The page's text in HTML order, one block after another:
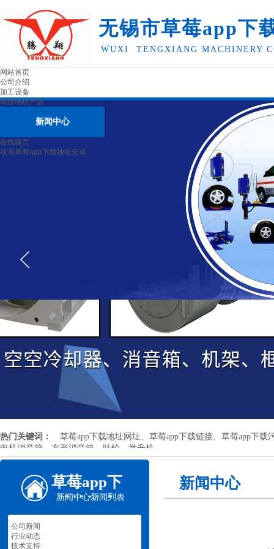
无锡市草莓app下
卓机械有限公司
WUXI TENGXIANG MACHINERY
网站首页
公司介绍
加工设备
高压电机产品
新闻中心
在线留言
联系草莓app下载地址安卓
热门关键词： 草莓app下载地址网址、草莓app下载链接、草莓app下载污
电机消音箱、方形消音箱、叶轮、举升机
草莓app下
载地址安
新闻中心
新闻中心新闻列表
公司新闻
行业动态
技术支持